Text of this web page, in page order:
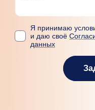
Я принимаю
и даю своё
данных